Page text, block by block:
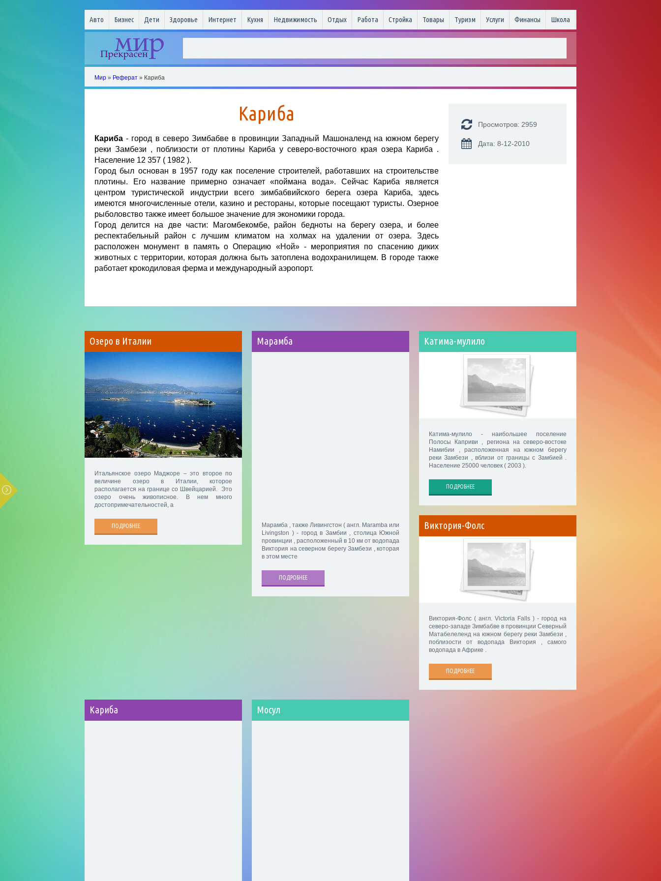
Авто Бизнес Дети Здоровье Интернет Кухня Недвижимость Отдых Работа Стройка Товары Туризм Услуги Финансы Школа
Мир » Реферат » Кариба
Кариба
Кариба - город в северо Зимбабве в провинции Западный Машоналенд на южном берегу
реки Замбези , поблизости от плотины Кариба у северо-восточного края озера Кариба .
Население 12 357 ( 1982 ).
Город был основан в 1957 году как поселение строителей, работавших на строительстве
плотины. Его название примерно означает «поймана вода». Сейчас Кариба является
центром туристической индустрии всего зимбабвийского берега озера Кариба, здесь
имеются многочисленные отели, казино и рестораны, которые посещают туристы. Озерное
рыболовство также имеет большое значение для экономики города.
Город делится на две части: Магомбекомбе, район бедноты на берегу озера, и более
респектабельный район с лучшим климатом на холмах на удалении от озера. Здесь
расположен монумент в память о Операцию «Ной» - мероприятия по спасению диких
животных с территории, которая должна быть затоплена водохранилищем. В городе также
работает крокодиловая ферма и международный аэропорт.
Просмотров: 2959
Дата: 8-12-2010
Озеро в Италии
Итальянское озеро Маджоре – это второе по
величине озеро в Италии, которое
располагается на границе со Швейцарией. Это
озеро очень живописное. В нем много
достопримечательностей, а
ПОДРОБНЕЕ
Марамба
Марамба , также Ливингстон ( англ. Maramba или
Livingston ) - город в Замбии , столица Южной
провинции , расположенный в 10 км от водопада
Виктория на северном берегу Замбези , которая
в этом месте
ПОДРОБНЕЕ
Катима-мулило
Катима-мулило - наибольшее поселение
Полосы Каприви , региона на северо-востоке
Намибии , расположенная на южном берегу
реки Замбези , вблизи от границы с Замбией .
Население 25000 человек ( 2003 ).
ПОДРОБНЕЕ
Виктория-Фолс
Виктория-Фолс ( англ. Victoria Falls ) - город на
северо-западе Зимбабве в провинции Северный
Матабелеленд на южном берегу реки Замбези ,
поблизости от водопада Виктория , самого
водопада в Африке .
ПОДРОБНЕЕ
Кариба Мосул